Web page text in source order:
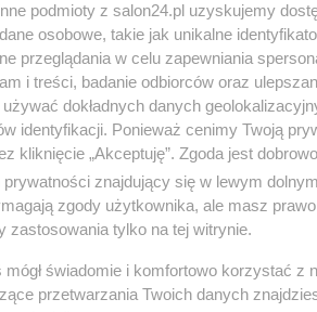
Gospodarka
Biznes
podmioty z salon24.pl uzyskujemy
osobowe, takie jak unikalne
przeglądania w celu zapewniania
i treści, badanie odbiorców oraz
dokładnych danych
identyfikacji. Ponieważ cenimy Twoją
kliknięcie „Akceptuję”. Zgoda jest
znajdujący się w lewym
zgody użytkownika, ale masz
zastosowania tylko na tej witrynie.
świadomie i komfortowo korzystać z
przetwarzania Twoich danych